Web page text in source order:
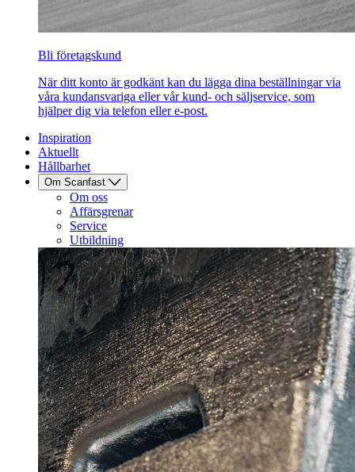
Bli företagskund
När ditt konto är godkänt kan du lägga dina beställningar via
våra kundansvariga eller vår kund- och säljservice, som
hjälper dig via telefon eller e-post.
Inspiration
Aktuellt
Hållbarhet
Om Scanfast
Om oss
Affärsgrenar
Service
Utbildning